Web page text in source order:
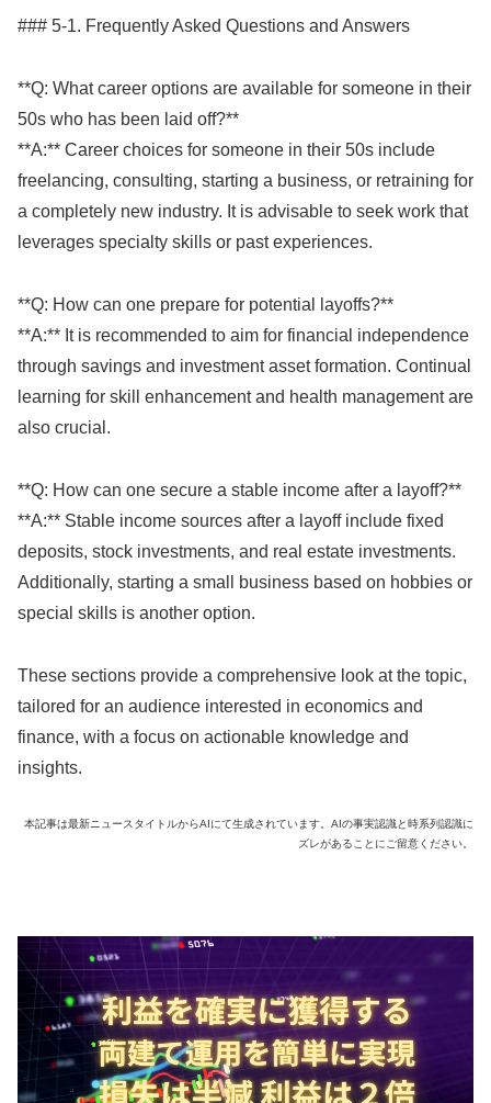
### 5-1. Frequently Asked Questions and Answers
**Q: What career options are available for someone in their
50s who has been laid off?**
**A:** Career choices for someone in their 50s include
freelancing, consulting, starting a business, or retraining for
a completely new industry. It is advisable to seek work that
leverages specialty skills or past experiences.
**Q: How can one prepare for potential layoffs?**
**A:** It is recommended to aim for financial independence
through savings and investment asset formation. Continual
learning for skill enhancement and health management are
also crucial.
**Q: How can one secure a stable income after a layoff?**
**A:** Stable income sources after a layoff include fixed
deposits, stock investments, and real estate investments.
Additionally, starting a small business based on hobbies or
special skills is another option.
These sections provide a comprehensive look at the topic,
tailored for an audience interested in economics and
finance, with a focus on actionable knowledge and
insights.
本記事は最新ニュースタイトルからAIにて生成されています。AIの事実認識と時系列認識に
ズレがあることにご留意ください。